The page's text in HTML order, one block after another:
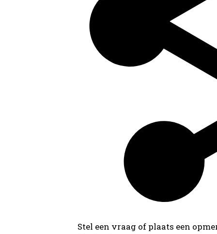
Stel een vraag of plaats een